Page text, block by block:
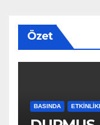
Özet
BASINDA